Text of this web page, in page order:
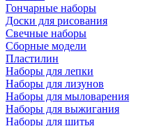
Гончарные наборы
Доски для рисования
Свечные наборы
Сборные модели
Пластилин
Наборы для лепки
Наборы для лизунов
Наборы для мыловарения
Наборы для выжигания
Наборы для шитья